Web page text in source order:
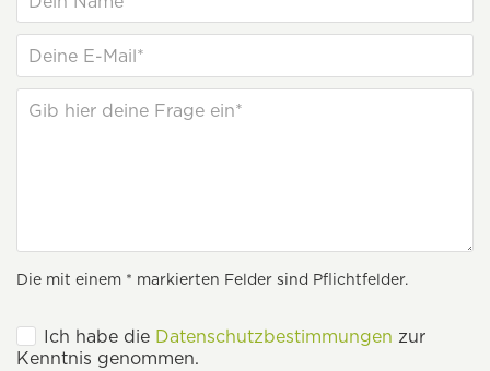
Die mit einem * markierten Felder sind Pflichtfelder.
Ich habe die Datenschutzbestimmungen zur
Kenntnis genommen.